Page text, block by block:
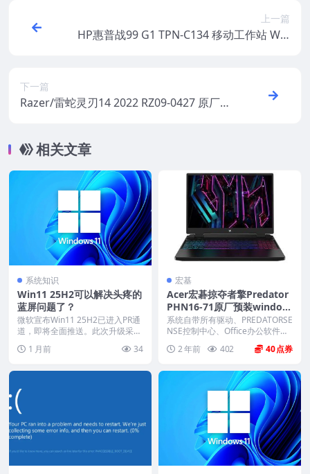
上一篇
HP惠普战99 G1 TPN-C134 移动工作站 Win
下一篇
Razer/雷蛇灵刃14 2022 RZ09-0427 原厂预
相关文章
系统知识
Win11 25H2可以解决头疼的
蓝屏问题了？
微软宣布Win11 25H2已进入PR通
道，即将全面推送。此次升级采用
1 月前 34
宏基
Acer宏碁掠夺者擎Predator
PHN16-71原厂预装window
s11系统OEM系统下载
系统自带所有驱动、PREDATORSE
NSE控制中心、Office办公软件、
2 年前 402 40